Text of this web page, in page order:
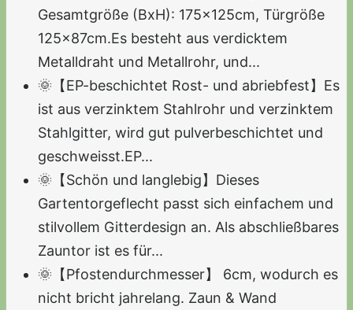
Gesamtgröße (BxH): 175x125cm, Türgröße
125x87cm.Es besteht aus verdicktem
Metalldraht und Metallrohr, und...
🌞【EP-beschichtet Rost- und abriebfest】Es
ist aus verzinktem Stahlrohr und verzinktem
Stahlgitter, wird gut pulverbeschichtet und
geschweisst.EP...
🌞【Schön und langlebig】Dieses
Gartentorgeflecht passt sich einfachem und
stilvollem Gitterdesign an. Als abschließbares
Zauntor ist es für...
🌞【Pfostendurchmesser】 6cm, wodurch es
nicht bricht jahrelang. Zaun & Wand